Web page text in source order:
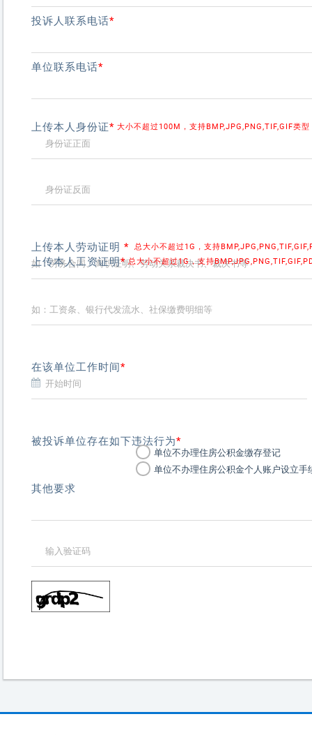
投诉人联系电话*
单位联系电话*
上传本人身份证* 大小不超过100M，支持BMP,JPG,PNG,TIF,GIF类型
上传本人劳动证明 * 总大小不超过1G，支持
上传本人工资证明*总大小不超过1G，支持
在该单位工作时间*
被投诉单位存在如下违法行为*
单位不办理住房公积金缴存登记
单位不办理住房公积金个人账户设立手
其他要求